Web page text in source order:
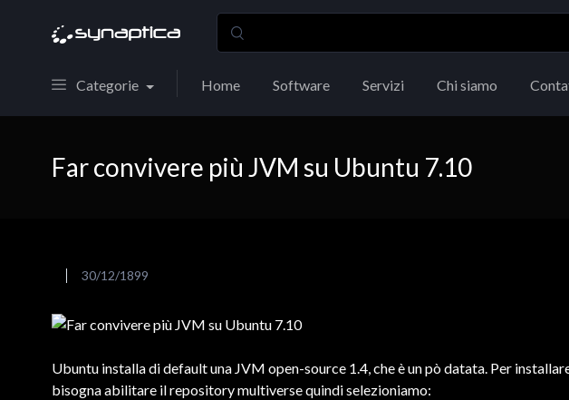
Categorie Home Software Servizi Chi siamo
Far convivere più JVM su Ubuntu 7.10
30/12/1899
Ubuntu installa di default una JVM open-source 1.4, che è un pò datata. Per
bisogna abilitare il repository multiverse quindi selezioniamo: